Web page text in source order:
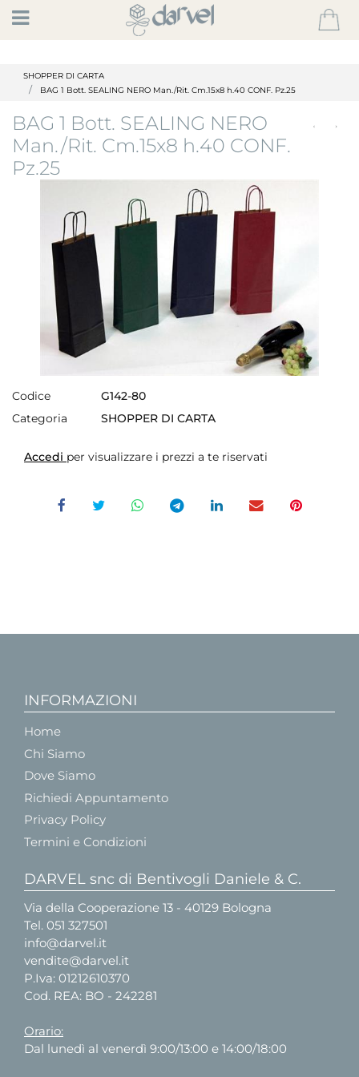
Open
SHOPPER DI CARTA
BAG 1 Bott. SEALING NERO Man./Rit. Cm.15x8 h.40 CONF. Pz.25
BAG 1 Bott. SEALING NERO
Man./Rit. Cm.15x8 h.40 CONF.
Pz.25
Codice
G142-80
Categoria
SHOPPER DI CARTA
Accedi per visualizzare i prezzi a te riservati
INFORMAZIONI
Home
Chi Siamo
Dove Siamo
Richiedi Appuntamento
Privacy Policy
Termini e Condizioni
DARVEL snc di Bentivogli Daniele & C.
Via della Cooperazione 13 - 40129 Bologna
Tel. 051 327501
info@darvel.it
vendite@darvel.it
P.Iva: 01212610370
Cod. REA: BO - 242281
Orario:
Dal lunedì al venerdì 9:00/13:00 e 14:00/18:00